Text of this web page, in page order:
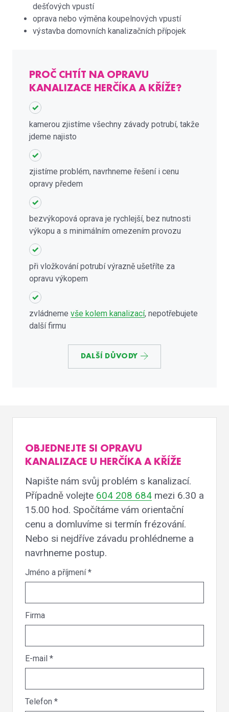
dešťových vpustí
oprava nebo výměna koupelnových vpustí
výstavba domovních kanalizačních přípojek
PROČ CHTÍT NA OPRAVU
KANALIZACE HERČÍKA A KŘÍŽE?
kamerou zjistíme všechny závady potrubí, takže
jdeme najisto
zjistíme problém, navrhneme řešení i cenu
opravy předem
bezvýkopová oprava je rychlejší, bez nutnosti
výkopu a s minimálním omezením provozu
při vložkování potrubí výrazně ušetříte za
opravu výkopem
zvládneme vše kolem kanalizací, nepotřebujete
další firmu
DALŠÍ DŮVODY
OBJEDNEJTE SI OPRAVU
KANALIZACE U HERČÍKA A KŘÍŽE
Napište nám svůj problém s kanalizací.
Případně volejte 604 208 684 mezi 6.30 a
15.00 hod. Spočítáme vám orientační
cenu a domluvíme si termín frézování.
Nebo si nejdříve závadu prohlédneme a
navrhneme postup.
Jméno a příjmení*
Firma
E-mail *
Telefon *